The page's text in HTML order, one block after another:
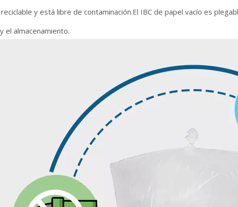
y está libre de contaminación.El IBC de papel vacío es
el almacenamiento.